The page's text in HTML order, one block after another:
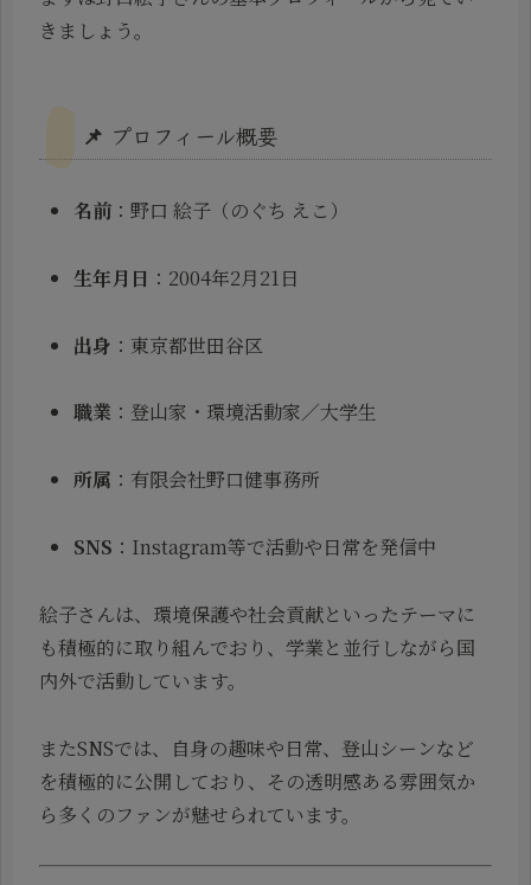
きましょう。
📌 プロフィール概要
名前 ：野口 絵子（のぐち えこ）
生年月日 ：2004年2月21日
出身 ：東京都世田谷区
職業 ：登山家・環境活動家／大学生
所属 ：有限会社野口健事務所
SNS ：Instagram等で活動や日常を発信中
絵子さんは、環境保護や社会貢献といったテーマに
も積極的に取り組んでおり、学業と並行しながら国
内外で活動しています。
またSNSでは、自身の趣味や日常、登山シーンなど
を積極的に公開しており、その透明感ある雰囲気か
ら多くのファンが魅せられています。